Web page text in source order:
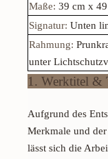
Maße: 39 cm x
Signatur: Unten
Rahmung:
unter
1. Werktitel &
Aufgrund des
Merkmale und
lässt sich die